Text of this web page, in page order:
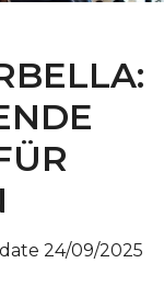
24/09/2025